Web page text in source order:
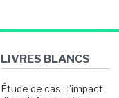
LIVRES BLANCS
Étude de cas : l'impact